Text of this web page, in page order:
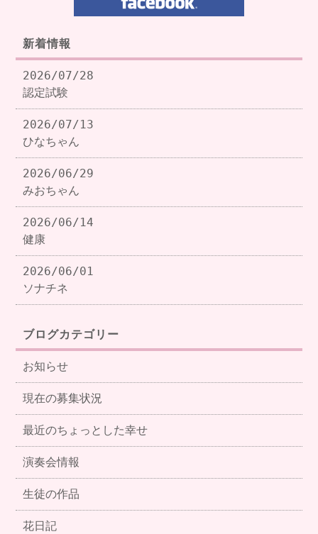
新着情報
2026/07/28
認定試験
2026/07/13
ひなちゃん
2026/06/29
みおちゃん
2026/06/14
健康
2026/06/01
ソナチネ
ブログカテゴリー
お知らせ
現在の募集状況
最近のちょっとした幸せ
演奏会情報
生徒の作品
花日記